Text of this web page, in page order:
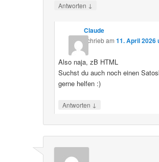
Antworten ↓
Claude
schriebam 11. April 2026
Also naja, zB HTML
Suchst du auch noch einen
gerne helfen :)
Antworten ↓